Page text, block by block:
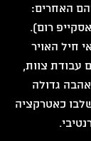
האחרים:
רום).
חיל האויר
עבודת צוות,
גדולה
כאטרקציה